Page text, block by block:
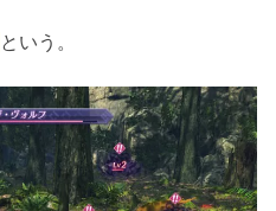
という。